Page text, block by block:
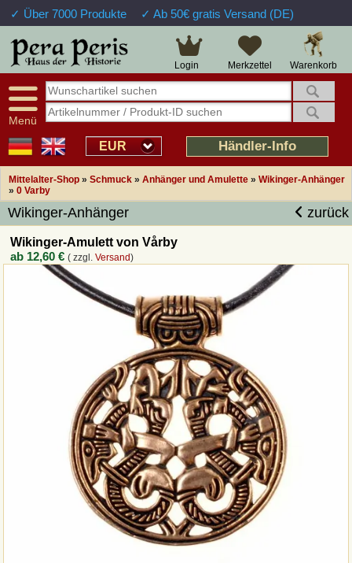
✓ Über 7000 Produkte ✓ Ab 50€ gratis Versand (DE)
Warenkorb
Merkzettel
Login
Menü
EUR Händler-Info
Mittelalter-Shop » Schmuck » Anhänger und Amulette » Wikinger-Anhänger
» 0 Varby
Wikinger-Anhänger zurück
Wikinger-Amulett von Vårby
ab 12,60 € ( zzgl.Versand)
Große Auswahl
Verfügbarkeitsanzeige
Sendungsverfolgung
Intelligente Navigation
Freundlicher Service
14 Tage Widerrufsrecht
Über 25 Jahre Erfahrung
Schnelle Rücküberweisung
Kulant bei Retouren
Prof. Auftragsabwicklung
Übersicht Mittelalter-Produkte
Impressum
Widerrufsfunktion
Wie bestellen?